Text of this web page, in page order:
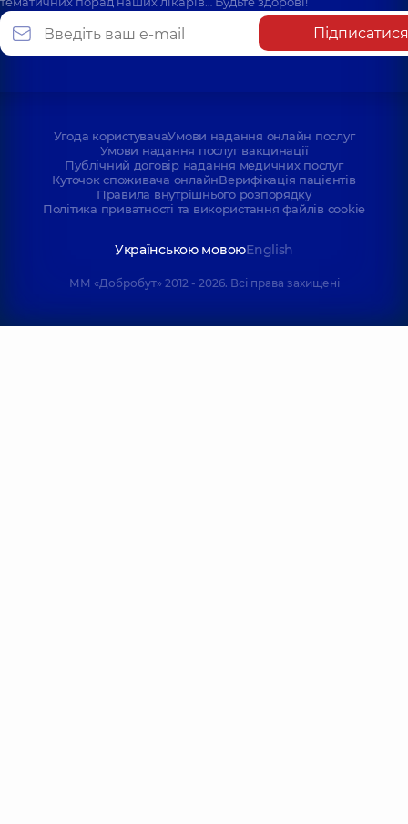
Підписатися
Угода користувачаУмови надання онлайн послуг
Умови надання послуг вакцинації
Публічний договір надання медичних послуг
Куточок споживача онлайнВерифікація пацієнтів
Правила внутрішнього розпорядку
Політика приватності та використання файлів cookie
Українською мовоюEnglish
ММ «Добробут» 2012 - 2026. Всі права захищені